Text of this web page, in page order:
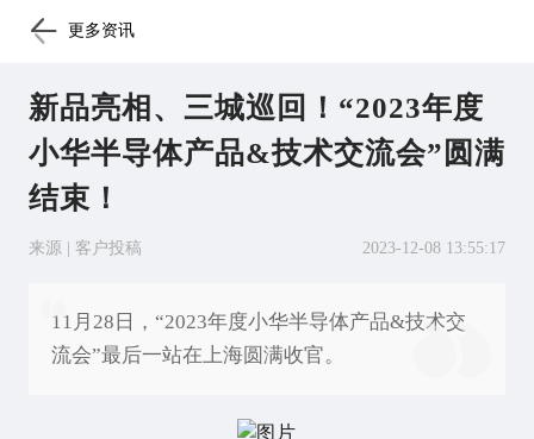
更多资讯
新品亮相、三城巡回！“2023年度
小华半导体产品&技术交流会”圆满
结束！
来源 | 客户投稿 2023-12-08 13:55:17
11月28日，“2023年度小华半导体产品&技术交
流会”最后一站在上海圆满收官。